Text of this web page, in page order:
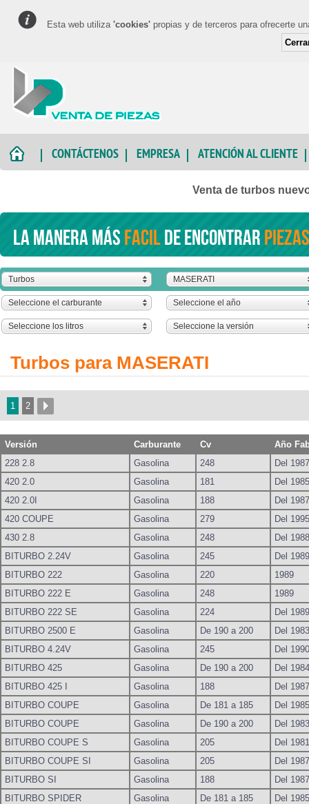
Esta web utiliza 'cookies' propias y de terceros para ofrecerte
CONTÁCTENOS EMPRESA ATENCIÓN AL CLIENTE
Venta de turbos
La manera másfacilde encontrar
Turbos MASERATI
Seleccione el carburante Seleccione el año
Seleccione los litros Seleccione la versión
Turbos para MASERATI
1 2
Versión Carburante Cv
Año
228 2.8
Gasolina 248
Del
420 2.0
Gasolina 181
Del
420 2.0I
Gasolina 188
Del
420 COUPE
Gasolina 279
Del
430 2.8
Gasolina 248
Del
BITURBO 2.24V
Gasolina 245
Del
BITURBO 222
Gasolina 220
1989
BITURBO 222 E
Gasolina 248
1989
BITURBO 222 SE
Gasolina 224
Del
BITURBO 2500 E
Gasolina De 190 a 200
Del
BITURBO 4.24V
Gasolina 245
Del
BITURBO 425
Gasolina De 190 a 200
Del
BITURBO 425 I
Gasolina 188
Del
BITURBO COUPE
Gasolina De 181 a 185
Del
BITURBO COUPE
Gasolina De 190 a 200
Del
BITURBO COUPE S
Gasolina 205
Del
BITURBO COUPE SI
Gasolina 205
Del
BITURBO SI
Gasolina 188
Del
BITURBO SPIDER
Gasolina De 181 a 185
Del